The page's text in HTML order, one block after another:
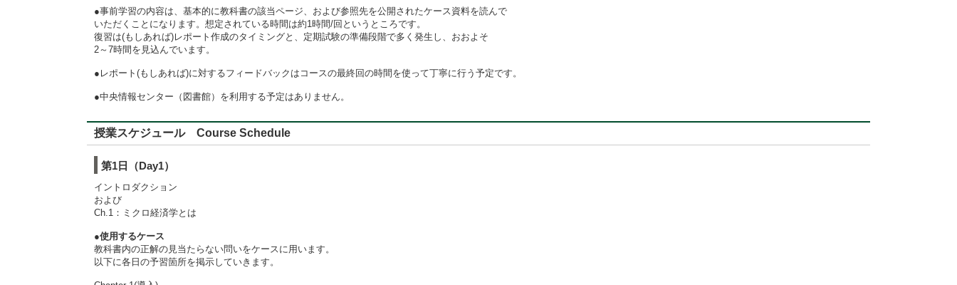
●事前学習の内容は、基本的に教科書の該当ページ、および参照先を公開されたケース資料を読んで
いただくことになります。想定されている時間は約1時間/回というところです。
復習は(もしあれば)レポート作成のタイミングと、定期試験の準備段階で多く発生し、おおよそ
2～7時間を見込んでいます。
●レポート(もしあれば)に対するフィードバックはコースの最終回の時間を使って丁寧に行う予定です。
●中央情報センター（図書館）を利用する予定はありません。
授業スケジュール Course Schedule
第1日（Day1）
イントロダクション
および
Ch.1：ミクロ経済学とは
●使用するケース
教科書内の正解の見当たらない問いをケースに用います。
以下に各日の予習箇所を掲示していきます。